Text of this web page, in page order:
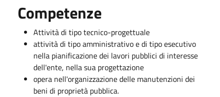
Competenze
Attività di tipo tecnico-progettuale
attività di tipo amministrativo e di tipo esecutivo
nella pianificazione dei lavori pubblici di interesse
dell'ente, nella sua progettazione
opera nell'organizzazione delle manutenzioni dei
beni di proprietà pubblica.